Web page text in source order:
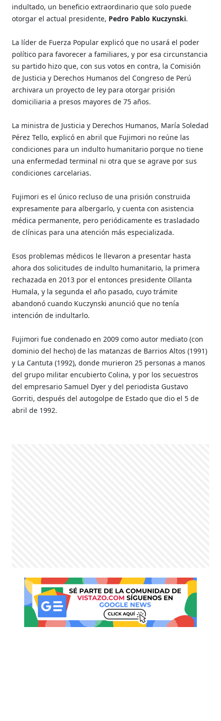
indultado, un beneficio extraordinario que solo puede
otorgar el actual presidente, Pedro Pablo Kuczynski.
La líder de Fuerza Popular explicó que no usará el poder
político para favorecer a familiares, y por esa circunstancia
su partido hizo que, con sus votos en contra, la Comisión
de Justicia y Derechos Humanos del Congreso de Perú
archivara un proyecto de ley para otorgar prisión
domiciliaria a presos mayores de 75 años.
La ministra de Justicia y Derechos Humanos, María Soledad
Pérez Tello, explicó en abril que Fujimori no reúne las
condiciones para un indulto humanitario porque no tiene
una enfermedad terminal ni otra que se agrave por sus
condiciones carcelarias.
Fujimori es el único recluso de una prisión construida
expresamente para albergarlo, y cuenta con asistencia
médica permanente, pero periódicamente es trasladado
de clínicas para una atención más especializada.
Esos problemas médicos le llevaron a presentar hasta
ahora dos solicitudes de indulto humanitario, la primera
rechazada en 2013 por el entonces presidente Ollanta
Humala, y la segunda el año pasado, cuyo trámite
abandonó cuando Kuczynski anunció que no tenía
intención de indultarlo.
Fujimori fue condenado en 2009 como autor mediato (con
dominio del hecho) de las matanzas de Barrios Altos (1991)
y La Cantuta (1992), donde murieron 25 personas a manos
del grupo militar encubierto Colina, y por los secuestros
del empresario Samuel Dyer y del periodista Gustavo
Gorriti, después del autogolpe de Estado que dio el 5 de
abril de 1992.